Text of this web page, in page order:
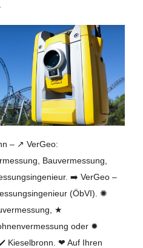
– ↗️ VerGeo:
Bauvermessung,
➡️ VerGeo –
(ÖbVI). ✺
★
oder ✹
Kieselbronn. ❤ Auf Ihren